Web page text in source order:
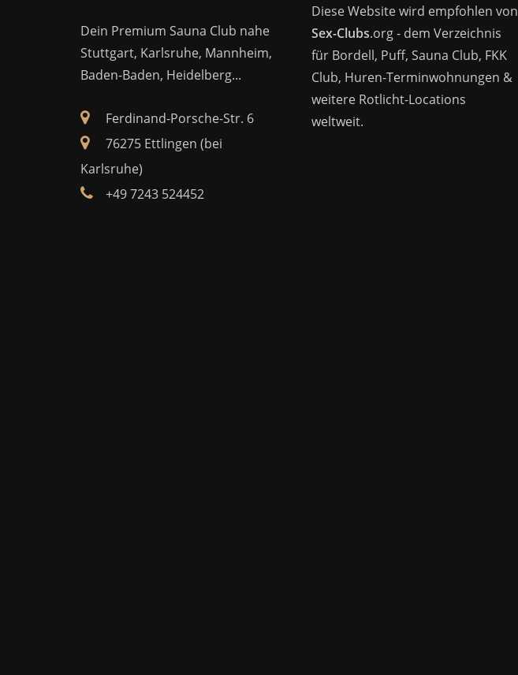
Dein Premium Sauna Club nahe
Stuttgart, Karlsruhe, Mannheim,
Baden-Baden, Heidelberg...
Ferdinand-Porsche-Str. 6
76275 Ettlingen (bei
Karlsruhe)
+49 7243 524452
Diese Website wird empfohlen von
Sex-Clubs.org - dem Verzeichnis
für Bordell, Puff, Sauna Club, FKK
Club, Huren-Terminwohnungen &
weitere Rotlicht-Locations
weltweit.